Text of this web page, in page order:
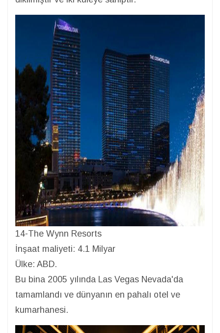
14-The Wynn Resorts
İnşaat maliyeti: 4.1 Milyar
Ülke: ABD.
Bu bina 2005 yılında Las Vegas Nevada'da
tamamlandı ve dünyanın en pahalı otel ve
kumarhanesi.